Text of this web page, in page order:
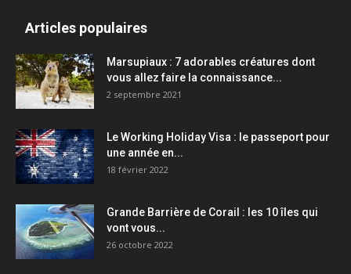
Articles populaires
Marsupiaux : 7 adorables créatures dont
vous allez faire la connaissance...
2 septembre 2021
Le Working Holiday Visa : le passeport pour
une année en...
18 février 2022
Grande Barrière de Corail : les 10 îles qui
vont vous...
26 octobre 2022